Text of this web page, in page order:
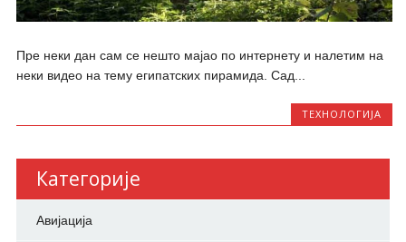
Пре неки дан сам се нешто мајао по интернету и налетим на
неки видео на тему египатских пирамида. Сад...
ТЕХНОЛОГИЈА
Категорије
Авијација